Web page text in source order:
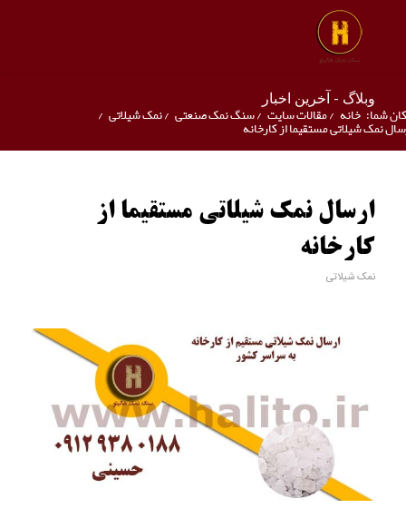
وبلاگ - آخرین اخبار
شما: خانه /مقالات سایت /سنگ نمک صنعتی /نمک شیلاتی /
نمک شیلاتی مستقیما از کارخانه
ارسال نمک شیلاتی مستقیما از
کارخانه
نمک شیلاتی